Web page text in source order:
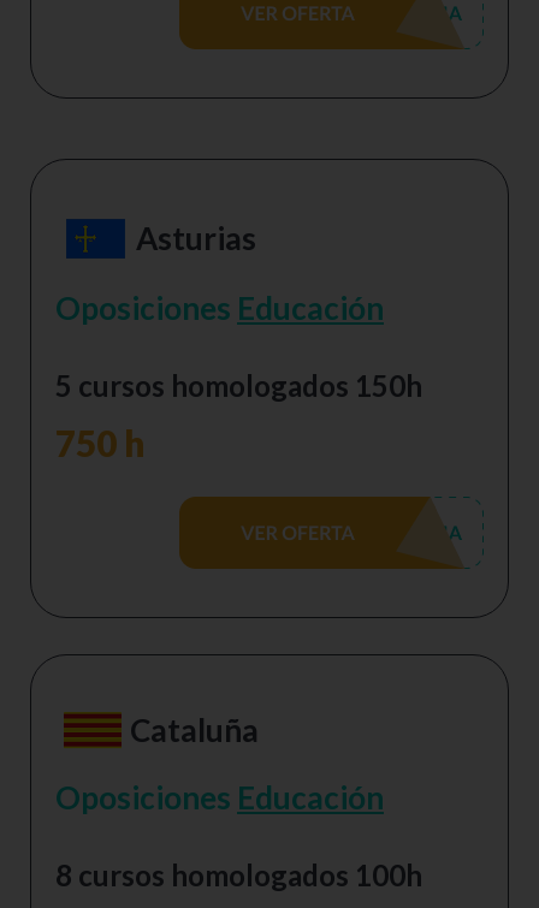
Asturias
Oposiciones Educación
5 cursos homologados 150h
750 h
Cataluña
Oposiciones Educación
8 cursos homologados 100h